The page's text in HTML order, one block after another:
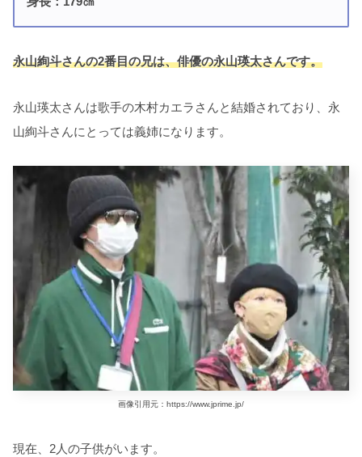
永山絢斗さんの2番目の兄は、俳優の永山瑛太さんです。
永山瑛太さんは歌手の木村カエラさんと結婚されており、永
山絢斗さんにとっては義姉になります。
画像引用元：https://www.jprime.jp/
現在、2人の子供がいます。